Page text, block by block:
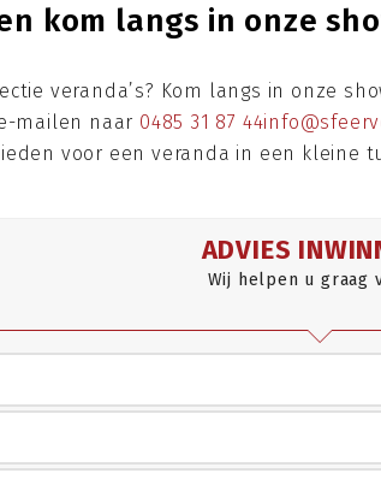
kom langs in onze
veranda’s? Kom langs in onze
mailen naar 0485 31 87 44
voor een veranda in een kleine
ADVIES
Wij helpen u graag